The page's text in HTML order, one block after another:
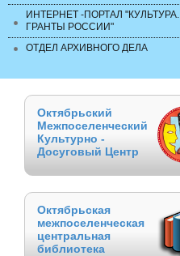
ИНТЕРНЕТ -ПОРТАЛ "КУЛЬТУРА.
ГРАНТЫ РОССИИ"
ОТДЕЛ АРХИВНОГО ДЕЛА
Октябрьский
Межпоселенческий
Культурно -
Досуговый Центр
Октябрьская
межпоселенческая
центральная
библиотека